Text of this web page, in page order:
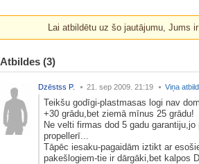
Lai atbildētu uz šo jautājumu, Jums
Atbildes (3)
Dzēstss P. 21. sep 2009. 21:19 Viņa
Teikšu godīgi-plastmasas logi nav
+30 grādu,bet ziemā mīnus 25 grādu!
Ne velti firmas dod 5 gadu
propellerī...
Tāpēc iesaku-pagaidām iztikt ar
pakešlogiem-tie ir dārgāki,bet kalpos